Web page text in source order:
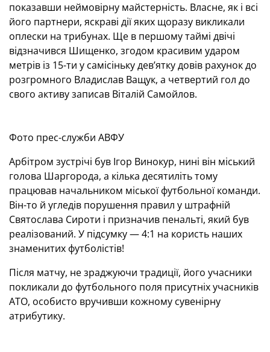
показавши неймовірну майстерність. Власне, як і всі
його партнери, яскраві дії яких щоразу викликали
оплески на трибунах. Ще в першому таймі двічі
відзначився Шищенко, згодом красивим ударом
метрів із 15-ти у самісіньку дев’ятку довів рахунок до
розгромного Владислав Ващук, а четвертий гол до
свого активу записав Віталій Самойлов.
Фото прес-служби АВФУ
Арбітром зустрічі був Ігор Винокур, нині він міський
голова Шаргорода, а кілька десятиліть тому
працював начальником міської футбольної команди.
Він-то й угледів порушення правил у штрафній
Святослава Сироти і призначив пенальті, який був
реалізований. У підсумку — 4:1 на користь наших
знаменитих футболістів!
Після матчу, не зраджуючи традиції, його учасники
покликали до футбольного поля присутніх учасників
АТО, особисто вручивши кожному сувенірну
атрибутику.